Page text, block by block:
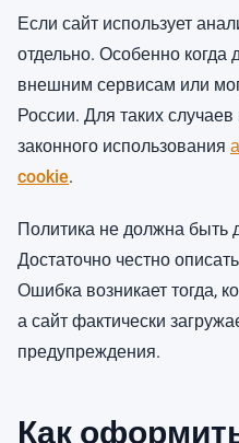
Если сайт использует
отдельно. Особенно
внешним сервисам или
России. Для таких
законного использования
cookie.
Политика не должна быть
Достаточно честно
Ошибка возникает тогда,
а сайт фактически
предупреждения.
Как